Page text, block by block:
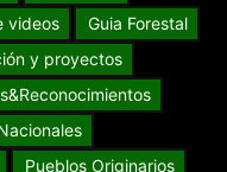
videos
Guia Forestal
y proyectos
Pueblos Originarios